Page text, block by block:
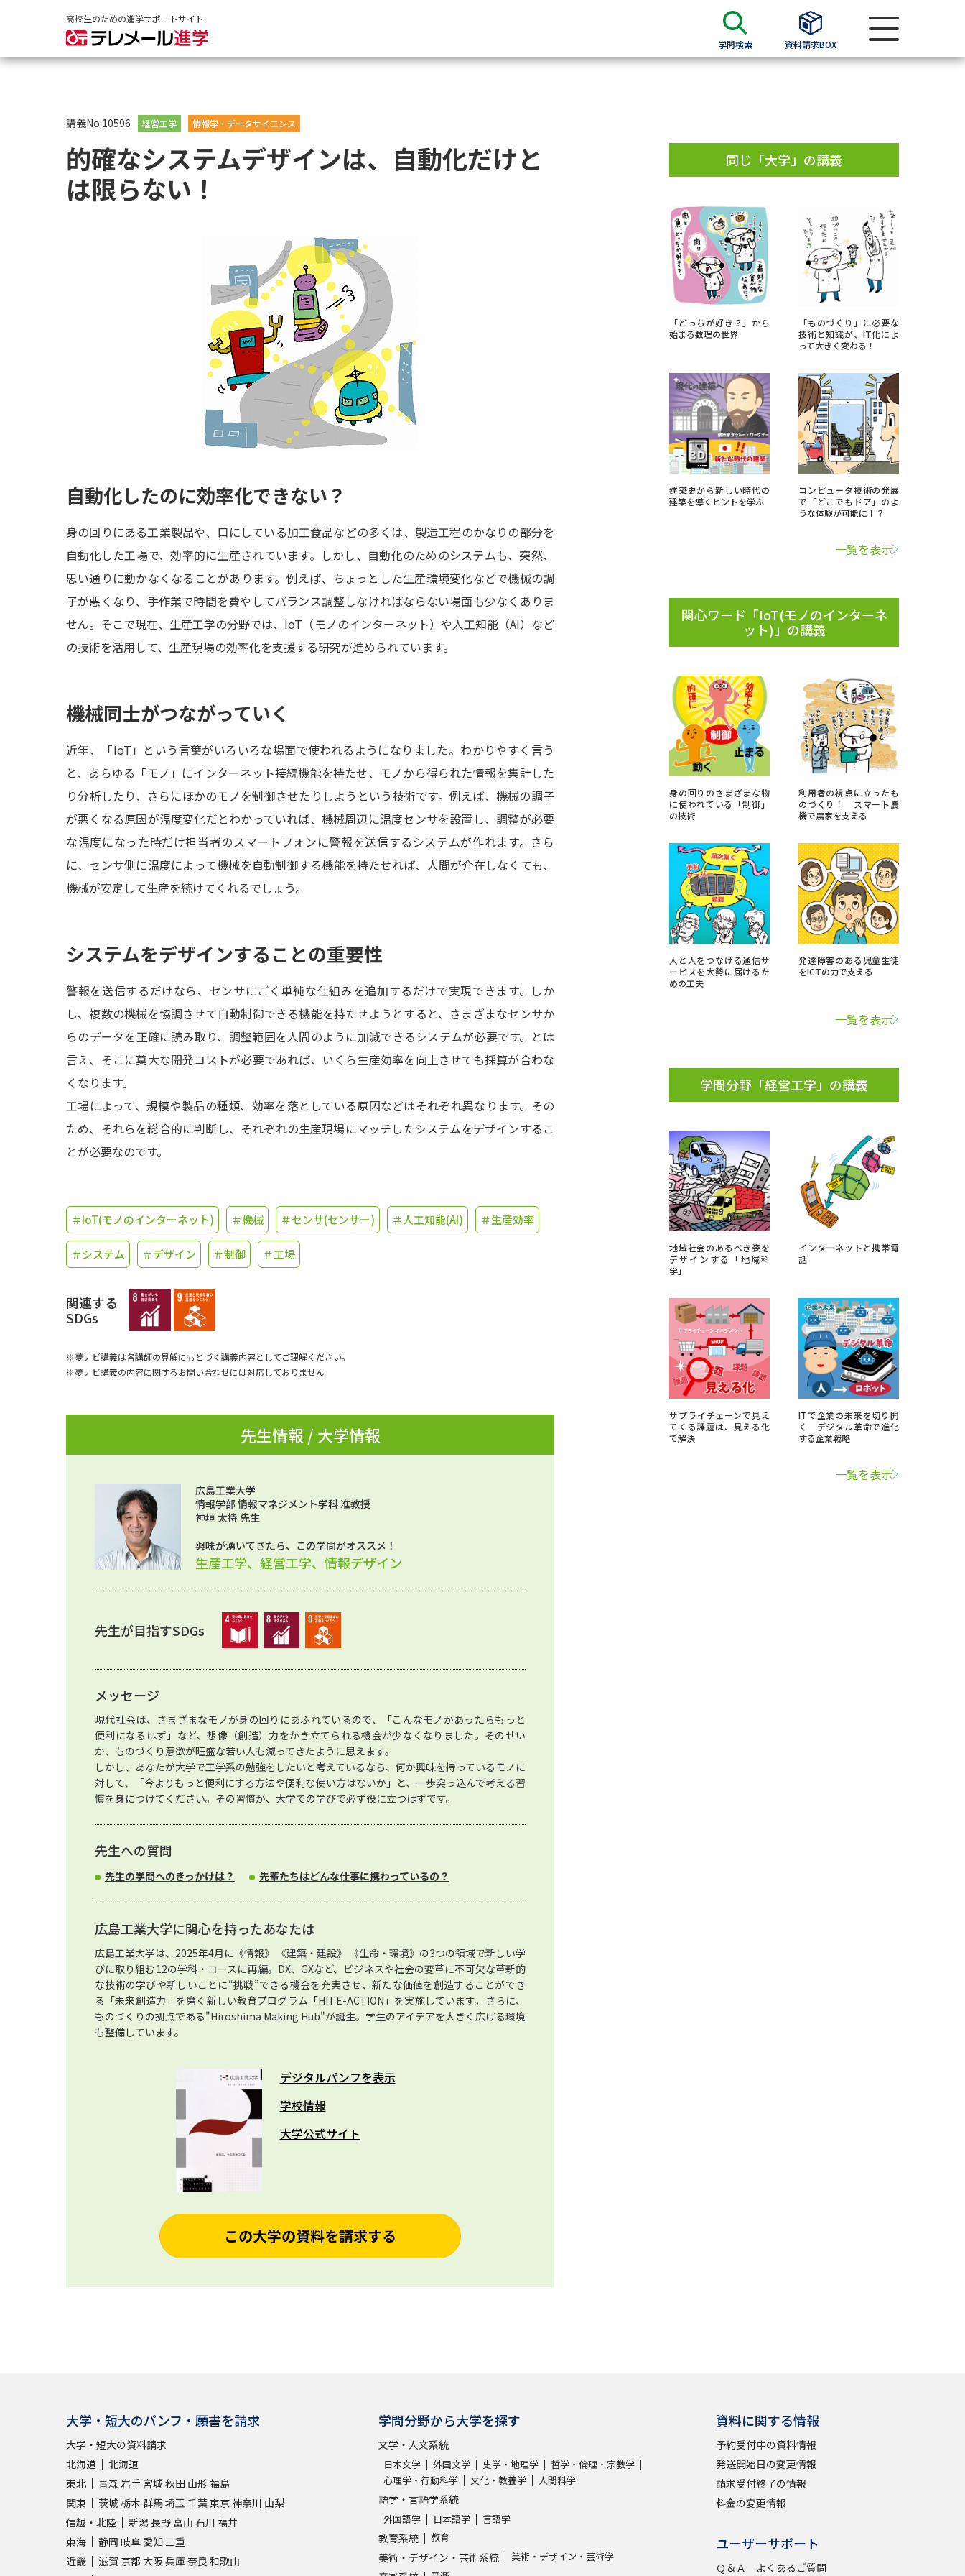
高校生のための進学サポートサイト
学問検索 資料請求BOX
大学・短大の資料種類から請求
大学パンフ
大学入学共通テスト利用選抜の募集要項＆願書
過去問題集
留学・進学関連、塾・予備校
高等学校卒業程度認定試験
小学校教員資格認定試験
大学検索
大学で学べる内容や特徴を調べる
新増設大学・学部・学科特集
データサイエンス特集
進路の３択
新学年スタート号特集ページ（高3生用）
新学年スタート号特集ページ（高2生用）
SELFBRAND特集ページ
実施プログラムから探す
来場型・Web型イベント特集
受験準備 資料検索
先輩が入学を決めた理由
新生活お役立ちガイド
学問発見
大学で学びたい学問発見
学問の教科書 夢ナビライブ
このサイトについて
資料の料金のお支払いについて 受付内容・発送状況の確認 テレメール
お支払いサイト
お問合せ先 テレメール進学カタログ訂正のご案内
講義No.10596 経営工学 情報学・データサイエンス
的確なシステムデザインは、自動化だけと
は限らない！
自動化したのに効率化できない？
身の回りにある工業製品や、口にしている加工食品などの多くは、製造工程のかなりの部分を
自動化した工場で、効率的に生産されています。しかし、自動化のためのシステムも、突然、
思い通りに動かなくなることがあります。例えば、ちょっとした生産環境変化などで機械の調
子が悪くなり、手作業で時間を費やしてバランス調整しなければならない場面も少なくありま
せん。そこで現在、生産工学の分野では、IoT（モノのインターネット）や人工知能（AI）など
の技術を活用して、生産現場の効率化を支援する研究が進められています。
機械同士がつながっていく
近年、「IoT」という言葉がいろいろな場面で使われるようになりました。わかりやすく言う
と、あらゆる「モノ」にインターネット接続機能を持たせ、モノから得られた情報を集計した
り分析したり、さらにほかのモノを制御させたりしようという技術です。例えば、機械の調子
が悪くなる原因が温度変化だとわかっていれば、機械周辺に温度センサを設置し、調整が必要
な温度になった時だけ担当者のスマートフォンに警報を送信するシステムが作れます。さら
に、センサ側に温度によって機械を自動制御する機能を持たせれば、人間が介在しなくても、
機械が安定して生産を続けてくれるでしょう。
システムをデザインすることの重要性
警報を送信するだけなら、センサにごく単純な仕組みを追加するだけで実現できます。しか
し、複数の機械を協調させて自動制御できる機能を持たせようとすると、さまざまなセンサか
らのデータを正確に読み取り、調整範囲を人間のように加減できるシステムが必要です。とは
言え、そこに莫大な開発コストが必要であれば、いくら生産効率を向上させても採算が合わな
くなります。
工場によって、規模や製品の種類、効率を落としている原因などはそれぞれ異なります。その
ため、それらを総合的に判断し、それぞれの生産現場にマッチしたシステムをデザインするこ
とが必要なのです。
＃IoT(モノのインターネット) ＃機械 ＃センサ(センサー) ＃人工知能(AI) ＃生産効率
＃システム ＃デザイン ＃制御 ＃工場
関連する
SDGs
※夢ナビ講義は各講師の見解にもとづく講義内容としてご理解ください。
※夢ナビ講義の内容に関するお問い合わせには対応しておりません。
先生情報 / 大学情報
広島工業大学
情報学部 情報マネジメント学科 准教授
神垣 太持 先生
興味が湧いてきたら、この学問がオススメ！
生産工学、経営工学、情報デザイン
先生が目指すSDGs
メッセージ
現代社会は、さまざまなモノが身の回りにあふれているので、「こんなモノがあったらもっと
便利になるはず」など、想像（創造）力をかき立てられる機会が少なくなりました。そのせい
か、ものづくり意欲が旺盛な若い人も減ってきたように思えます。
しかし、あなたが大学で工学系の勉強をしたいと考えているなら、何か興味を持っているモノに
対して、「今よりもっと便利にする方法や便利な使い方はないか」と、一歩突っ込んで考える習
慣を身につけてください。その習慣が、大学での学びで必ず役に立つはずです。
先生への質問
先生の学問へのきっかけは？ 先輩たちはどんな仕事に携わっているの？
広島工業大学に関心を持ったあなたは
広島工業大学は、2025年4月に《情報》 《建築・建設》 《生命・環境》の3つの領域で新しい学
びに取り組む12の学科・コースに再編。DX、GXなど、ビジネスや社会の変革に不可欠な革新的
な技術の学びや新しいことに“挑戦”できる機会を充実させ、新たな価値を創造することができ
る「未来創造力」を磨く新しい教育プログラム「HIT.E-ACTION」を実施しています。さらに、
ものづくりの拠点である"Hiroshima Making Hub"が誕生。学生のアイデアを大きく広げる環境
も整備しています。
デジタルパンフを表示
学校情報
大学公式サイト
この大学の資料を請求する
同じ「大学」の講義
「どっちが好き？」から
始まる数理の世界
「ものづくり」に必要な
技術と知識が、IT化によ
って大きく変わる！
建築史から新しい時代の
建築を導くヒントを学ぶ
コンピュータ技術の発展
で「どこでもドア」のよ
うな体験が可能に！？
一覧を表示
関心ワード「IoT(モノのインターネ
ット)」の講義
身の回りのさまざまな物
に使われている「制御」
の技術
利用者の視点に立ったも
のづくり！ スマート農
機で農家を支える
人と人をつなげる通信サ
ービスを大勢に届けるた
めの工夫
発達障害のある児童生徒
をICTの力で支える
一覧を表示
学問分野「経営工学」の講義
地域社会のあるべき姿を
デザインする「地域科
学」
インターネットと携帯電
話
サプライチェーンで見え
てくる課題は、見える化
で解決
ITで企業の未来を切り開
く デジタル革命で進化
する企業戦略
一覧を表示
大学・短大のパンフ・願書を請求
大学・短大の資料請求
北海道
北海道
東北
青森 岩手 宮城 秋田 山形 福島
関東
茨城 栃木 群馬埼玉 千葉東京神奈川 山梨
信越・北陸
新潟長野 富山 石川 福井
東海
静岡 岐阜 愛知 三重
近畿
滋賀 京都 大阪兵庫奈良 和歌山
学問分野から大学を探す
文学・人文系統
日本文学 外国文学 史学・地理学
哲学・倫理・宗教学
心理学・行動科学
文化・教養学 人間科学
語学・言語学系統
外国語学 日本語学 言語学
教育系統 教育
美術・デザイン・芸術系統 美術・デザイン・芸術学
資料に関する情報
予約受付中の資料情報
発送開始日の変更情報
請求受付終了の情報
料金の変更情報
ユーザーサポート
Ｑ＆Ａ よくあるご質問